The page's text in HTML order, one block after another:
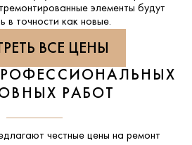
элементы будут
в точности как новые.
ВСЕ ЦЕНЫ
РАБОТ
честные цены на ремонт